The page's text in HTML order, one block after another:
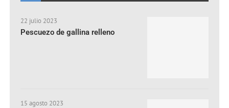
22 julio 2023
Pescuezo de gallina relleno
15 agosto 2023